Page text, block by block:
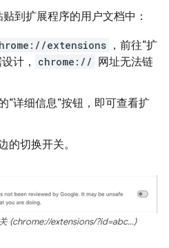
到扩展程序的用户文档中：
extensions ，前往“扩
计，
chrome://
网址无法链
“详细信息”按钮，即可查看扩
的切换开关。
(chrome://extensions/?id=abc...)